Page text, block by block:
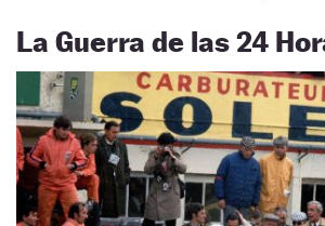
La Guerra de las 24